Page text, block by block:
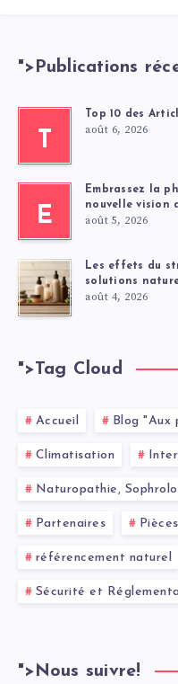
"> Publications
T
Top 10 des
août 6, 2026
E
Embrassez la
nouvelle vision
août 5, 2026
Les effets du
solutions
août 4, 2026
">Tag Cloud
Accueil Blog "Aux
Climatisation
Naturopathie,
Partenaires
référencement naturel
Sécurité et
"> Nous suivre!